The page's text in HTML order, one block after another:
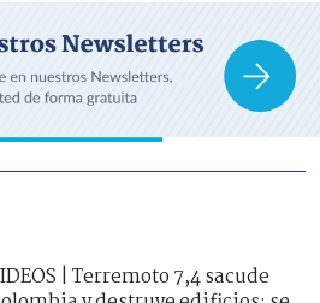
| Terremoto 7,4 sacude